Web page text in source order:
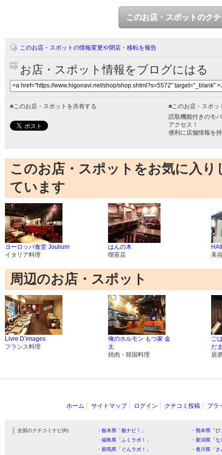
このお店・スポットのク
このお店・スポットの情報変更や閉店・移転を報告
お店・スポット情報をブログにはる
■ このお店・スポットを共有する ■ このお店・スポ
読取機能付きのモ
アクセス！
便利に店舗情報を
このお店・スポットをお気に入
ています
ヨーロッパ食堂 Joulium
イタリア料理
はんの木
喫茶店
美
周辺のお店・スポット
Livre D’images
フランス料理
俺のホルモン もつ家 金
太
焼肉・韓国料理
ご
だ
居
ホーム サイトマップ ログイン クチコミ投稿 プラ
全国のクチコミナビ(R) ・栃木県「栃ナビ！」
・熊本県「
・福島県「ふくラボ！」
・新潟県「
・群馬県「ぐんラボ！」
・香川県「